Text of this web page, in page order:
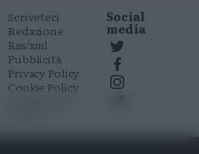
Scriveteci
Redazione
Rss/xml
Pubblicità
Privacy Policy
Cookie Policy
Social
media